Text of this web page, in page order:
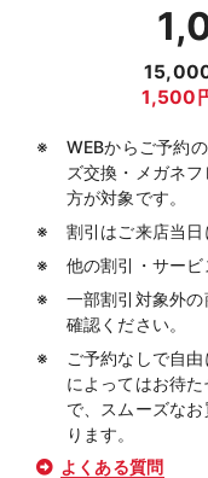
15,000
1,500
WEBからご予約
ズ交換・メガネ
方が対象です。
割引はご来店当日
他の割引・サービ
一部割引対象外
確認ください。
ご予約なしで自
によってはお待
で、スムーズな
ります。
よくある質問